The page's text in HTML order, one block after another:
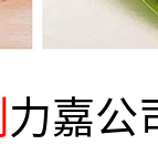
力嘉公